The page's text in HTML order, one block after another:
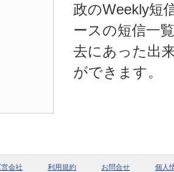
政のWeekly短
ースの短信一
去にあった出
ができます。
会社 利用規約 お問合せ 個人